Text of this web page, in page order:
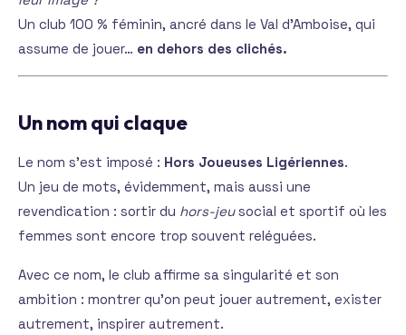
Un club 100 % féminin, ancré dans le Val d’Amboise, qui
assume de jouer… en dehors des clichés.
Un nom qui claque
Le nom s’est imposé : Hors Joueuses Ligériennes.
Un jeu de mots, évidemment, mais aussi une
revendication : sortir du hors-jeusocial et sportif où les
femmes sont encore trop souvent reléguées.
Avec ce nom, le club affirme sa singularité et son
ambition : montrer qu’on peut jouer autrement, exister
autrement, inspirer autrement.